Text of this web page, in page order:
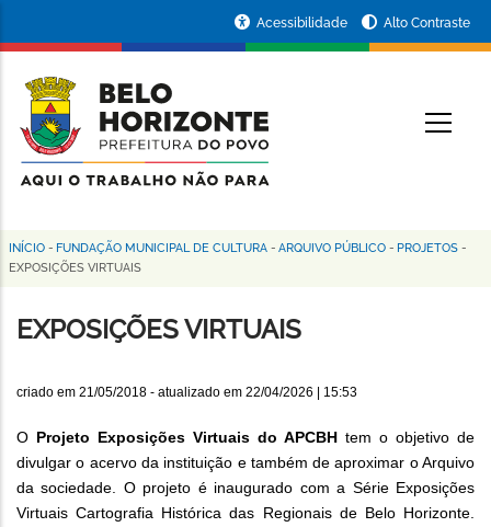
conteúdo
principal
da
Prefeitura
de
Horizonte
Acessibilidade Alto Contraste
Trilha
navegação
INÍCIO - FUNDAÇÃO MUNICIPAL DE CULTURA - ARQUIVO PÚBLICO - PROJETOS -
EXPOSIÇÕES VIRTUAIS
EXPOSIÇÕES VIRTUAIS
criado em 21/05/2018 - atualizado em 22/04/2026 | 15:53
O Projeto Exposições Virtuais do APCBH tem o objetivo de
divulgar o acervo da instituição e também de aproximar o Arquivo
da sociedade. O projeto é inaugurado com a Série Exposições
Virtuais Cartografia Histórica das Regionais de Belo Horizonte.